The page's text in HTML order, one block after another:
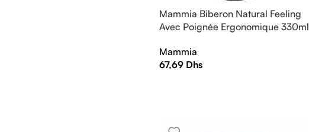
Mammia Biberon Natural Feeling
Avec Poignée Ergonomique 330ml
Mammia
67,69 Dhs